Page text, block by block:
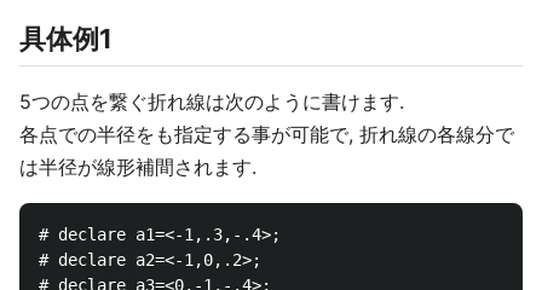
具体例1
5つの点を繋ぐ折れ線は次のように書けます.
各点での半径をも指定する事が可能で, 折れ線の各線分で
は半径が線形補間されます.
# declare a1=<-1,.3,-.4>;
# declare a2=<-1,0,.2>;
# declare a3=<0,-1,-.4>;